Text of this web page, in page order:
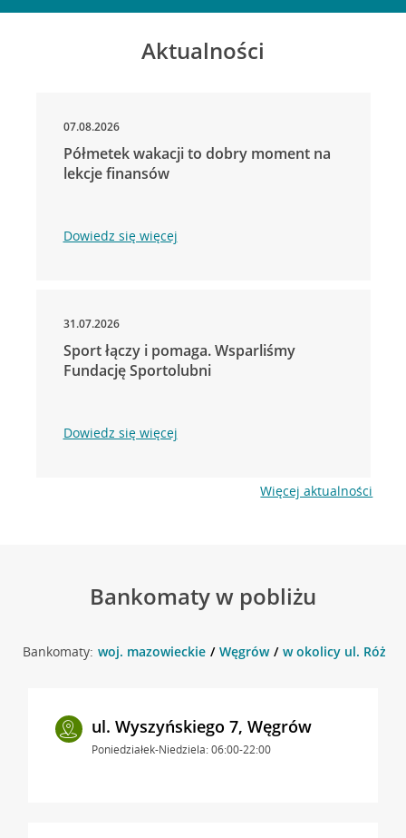
Aktualności
07.08.2026
Półmetek wakacji to dobry moment na
lekcje finansów
Dowiedz się więcej
31.07.2026
Sport łączy i pomaga. Wsparliśmy
Fundację Sportolubni
Dowiedz się więcej
Więcej aktualności
Bankomaty w pobliżu
Bankomaty: woj. mazowieckie Węgrów w okolicy ul.
ul. Wyszyńskiego 7, Węgrów
Poniedziałek-Niedziela: 06:00-22:00